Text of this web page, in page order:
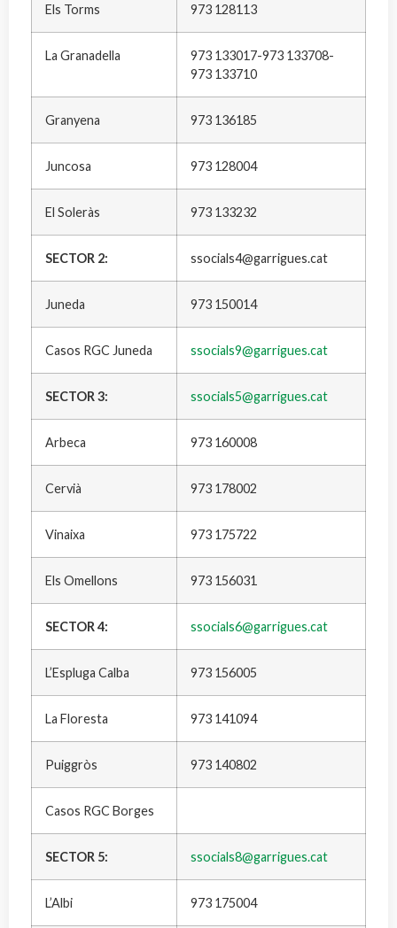
Els Torms 973 128113
La Granadella
973 133017-973 133708-
973 133710
Granyena 973 136185
Juncosa 973 128004
El Soleràs 973 133232
SECTOR 2: ssocials4@garrigues.cat
Juneda 973 150014
Casos RGC Juneda ssocials9@garrigues.cat
SECTOR 3: ssocials5@garrigues.cat
Arbeca 973 160008
Cervià 973 178002
Vinaixa 973 175722
Els Omellons 973 156031
SECTOR 4: ssocials6@garrigues.cat
L’Espluga Calba 973 156005
La Floresta 973 141094
Puiggròs 973 140802
Casos RGC Borges
SECTOR 5: ssocials8@garrigues.cat
L’Albi 973 175004